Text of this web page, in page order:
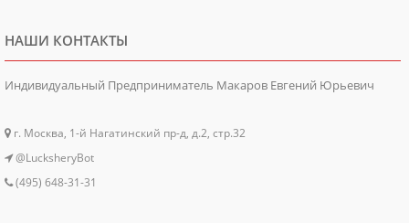
НАШИ КОНТАКТЫ
Индивидуальный Предприниматель Макаров Евгений Юрьевич
г. Москва, 1-й Нагатинский пр-д, д.2, стр.32
@LucksheryBot
(495) 648-31-31